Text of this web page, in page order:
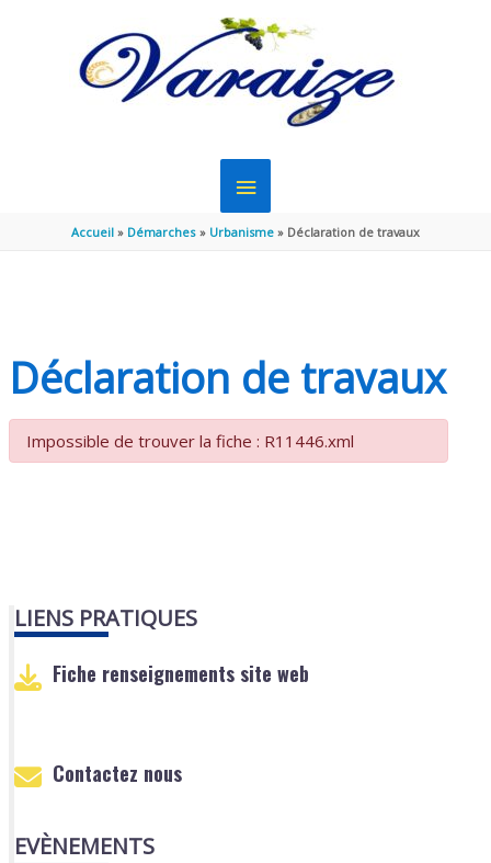
MENU
PRINCIPAL
Accueil Démarches Urbanisme Déclaration de travaux
Déclaration de travaux
Impossible de trouver la fiche : R11446.xml
LIENS PRATIQUES
Fiche renseignements site web
Contactez nous
EVÈNEMENTS